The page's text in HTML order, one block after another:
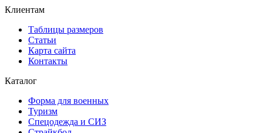
Клиентам
Таблицы размеров
Статьи
Карта сайта
Контакты
Каталог
Форма для военных
Туризм
Спецодежда и СИЗ